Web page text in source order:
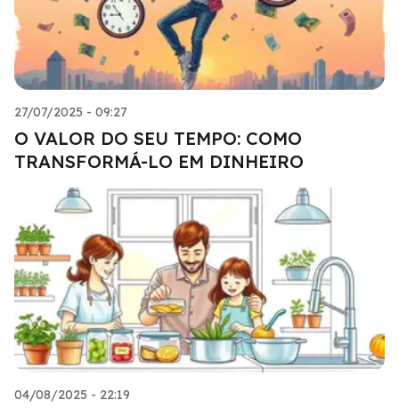
27/07/2025 - 09:27
O VALOR DO SEU TEMPO: COMO
TRANSFORMÁ-LO EM DINHEIRO
04/08/2025 - 22:19